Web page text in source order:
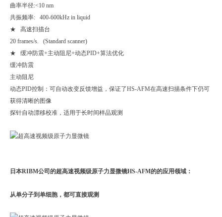
曲率半径:<10 nm
共振频率: 400-600kHz in liquid
★ 高速扫描台
20 frames/s. (Standard scanner)
★ 缓冲防震+主动阻尼+动态PID+算法优化
缓冲防震
主动阻尼
动态PID控制：可自动改变反馈增益，保证了HS-AFM在高速扫描条件下仍可
获得清晰的图像
探针自动漂移校准，适用于长时间样品观测
日本RIBM公司的超高速视频级原子力显微镜HS-AFM的的应用领域：
从单分子到单细胞，都可直接观测